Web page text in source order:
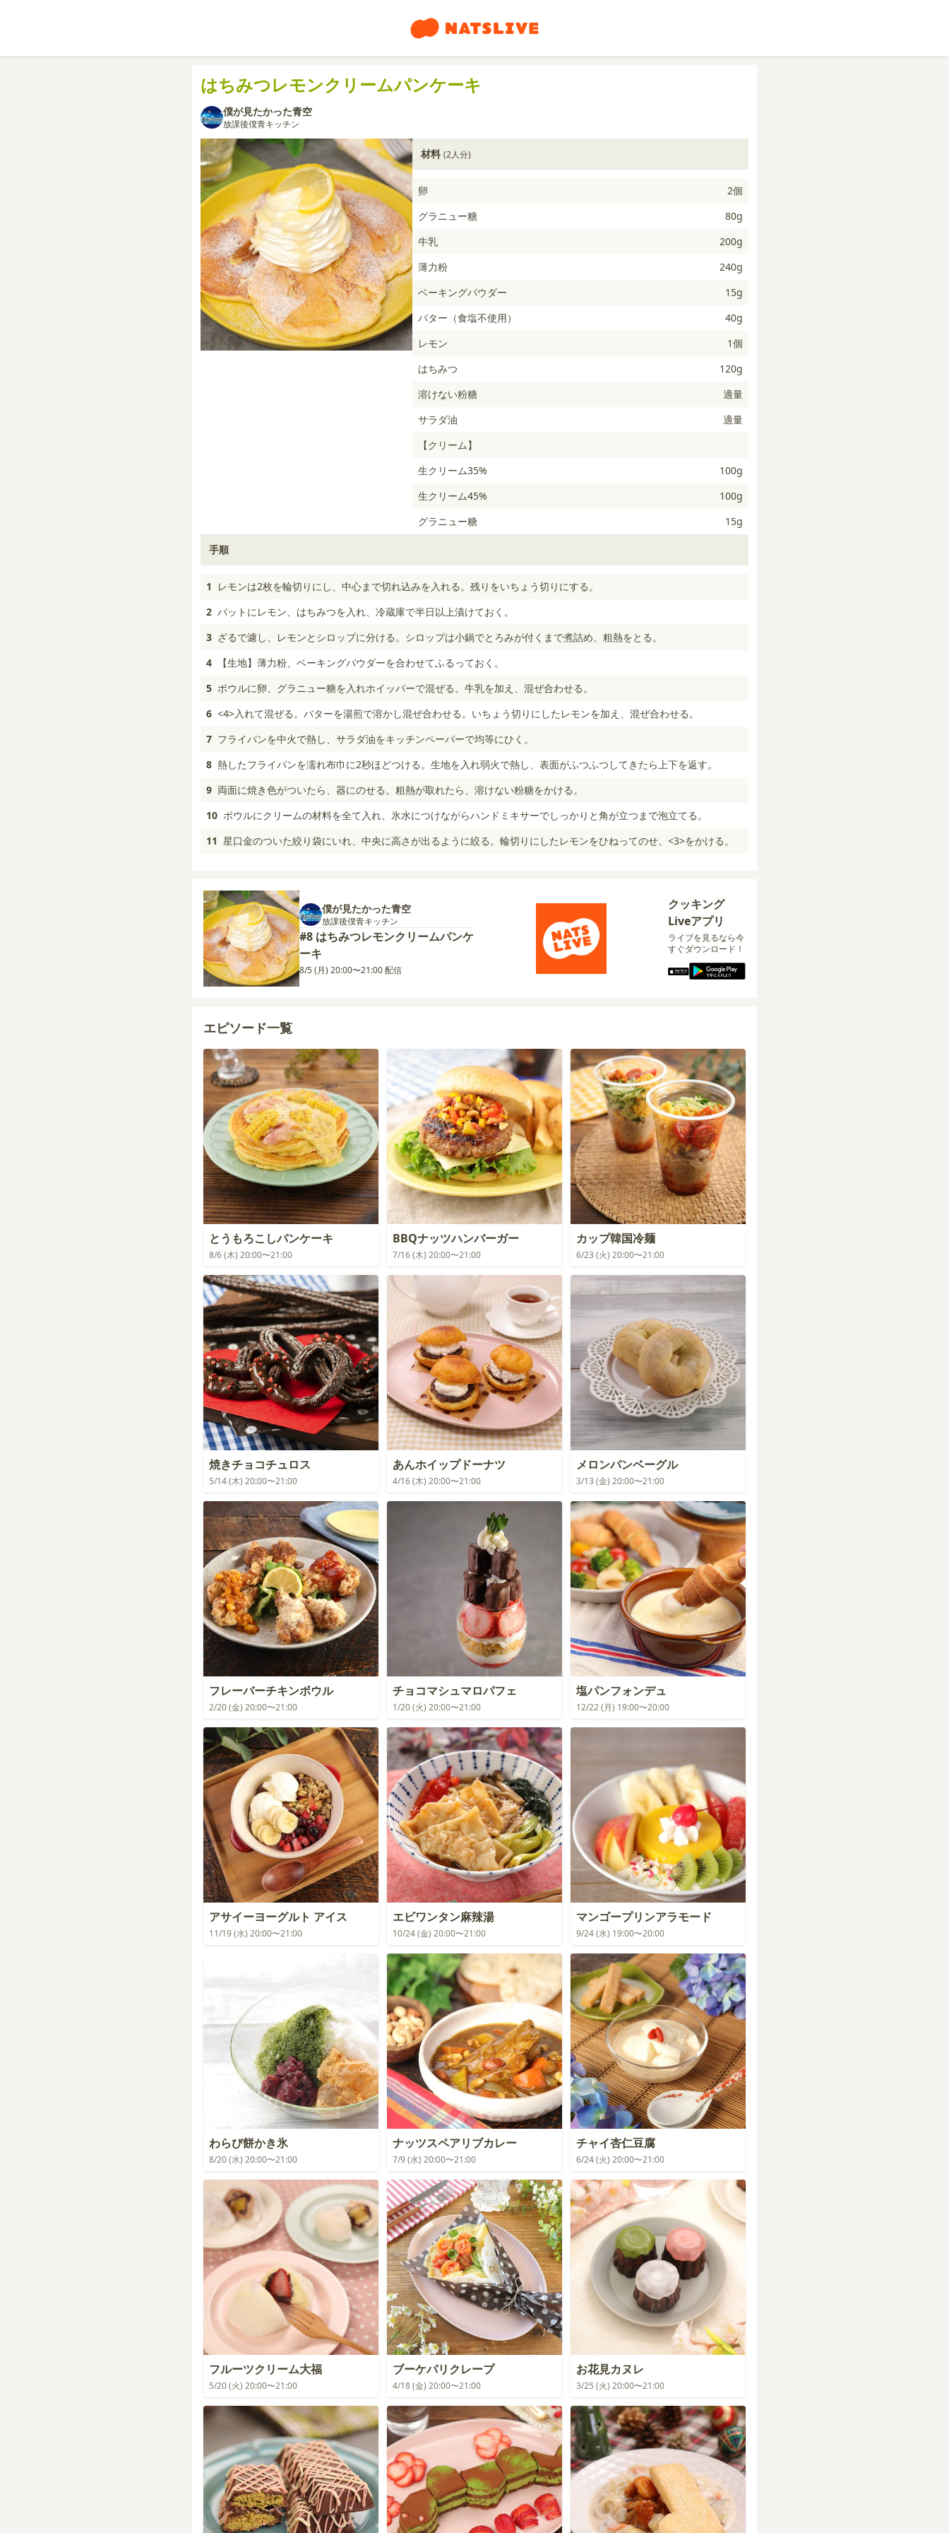
はちみつレモンクリームパンケーキ
僕が見たかった青空
放課後僕青キッチン
材料 (2人分)
卵
2個
グラニュー糖
80g
牛乳
200g
薄力粉
240g
ベーキングパウダー
15g
バター（食塩不使用）
40g
レモン
1個
はちみつ
120g
溶けない粉糖
適量
サラダ油
適量
【クリーム】
生クリーム35%
100g
生クリーム45%
100g
グラニュー糖
15g
手順
1
レモンは2枚を輪切りにし、中心まで切れ込みを入れる。残りをいちょう切りにする。
2 バットにレモン、はちみつを入れ、冷蔵庫で半日以上漬けておく。
3 ざるで濾し、レモンとシロップに分ける。シロップは小鍋でとろみが付くまで煮詰め、粗熱をとる。
4
【生地】薄力粉、ベーキングパウダーを合わせてふるっておく。
5 ボウルに卵、グラニュー糖を入れホイッパーで混ぜる。牛乳を加え、混ぜ合わせる。
6 <4>入れて混ぜる。バターを湯煎で溶かし混ぜ合わせる。いちょう切りにしたレモンを加え、混ぜ合わせる。
7 フライパンを中火で熱し、サラダ油をキッチンペーパーで均等にひく。
8 熱したフライパンを濡れ布巾に2秒ほどつける。生地を入れ弱火で熱し、表面がふつふつしてきたら上下を返す。
9 両面に焼き色がついたら、器にのせる。粗熱が取れたら、溶けない粉糖をかける。
10 ボウルにクリームの材料を全て入れ、氷水につけながらハンドミキサーでしっかりと角が立つまで泡立てる。
11 星口金のついた絞り袋にいれ、中央に高さが出るように絞る。輪切りにしたレモンをひねってのせ、<3>をかける。
僕が見たかった青空
放課後僕青キッチン
#8 はちみつレモンクリームパンケ
ーキ
8/5 (月) 20:00〜21:00 配信
クッキング
Liveアプリ
ライブを見るなら今
すぐダウンロード！
エピソード一覧
とうもろこしパンケーキ
8/6 (木) 20:00〜21:00
BBQナッツハンバーガー
7/16 (木) 20:00〜21:00
カップ韓国冷麺
6/23 (火) 20:00〜21:00
焼きチョコチュロス
5/14 (木) 20:00〜21:00
あんホイップドーナツ
4/16 (木) 20:00〜21:00
メロンパンベーグル
3/13 (金) 20:00〜21:00
フレーバーチキンボウル
2/20 (金) 20:00〜21:00
チョコマシュマロパフェ
1/20 (火) 20:00〜21:00
塩パンフォンデュ
12/22 (月) 19:00〜20:00
アサイーヨーグルト アイス
11/19 (水) 20:00〜21:00
エビワンタン麻辣湯
10/24 (金) 20:00〜21:00
マンゴープリンアラモード
9/24 (水) 19:00〜20:00
わらび餅かき氷
8/20 (水) 20:00〜21:00
ナッツスペアリブカレー
7/9 (水) 20:00〜21:00
チャイ杏仁豆腐
6/24 (火) 20:00〜21:00
フルーツクリーム大福
5/20 (火) 20:00〜21:00
ブーケパリクレープ
4/18 (金) 20:00〜21:00
お花見カヌレ
3/25 (火) 20:00〜21:00